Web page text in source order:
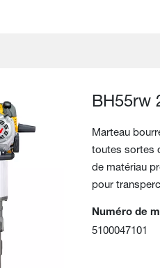
BH55rw
Marteau
toutes sortes
de matériau
pour
Numéro de
5100047101